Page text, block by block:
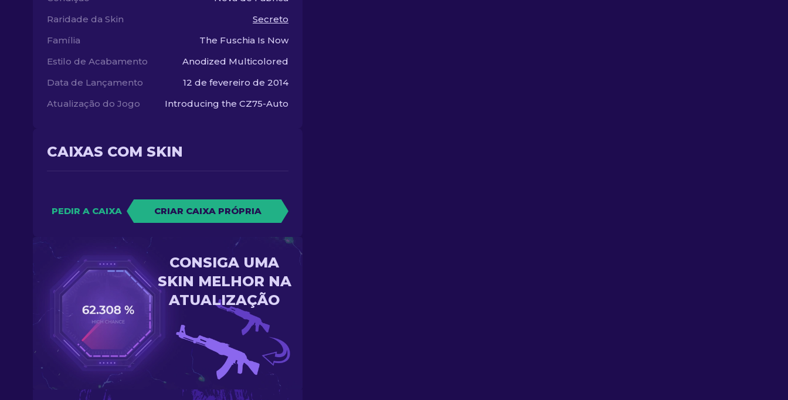
Raridade da Skin
Secreto
Família
The Fuschia Is Now
Estilo de Acabamento
Anodized Multicolored
Data de Lançamento
12 de fevereiro de 2014
Atualização do Jogo
Introducing the CZ75-Auto
CAIXAS COM SKIN
PEDIR A CAIXA CRIAR CAIXA PRÓPRIA
CONSIGA UMA
SKIN MELHOR NA
ATUALIZAÇÃO